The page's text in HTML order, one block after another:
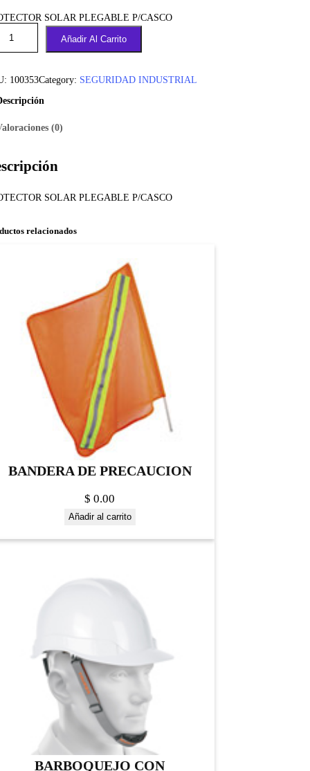
SOLAR PLEGABLE P/CASCO
Añadir Al Carrito
100353Category: SEGURIDAD INDUSTRIAL
(0)
SOLAR PLEGABLE P/CASCO
relacionados
BANDERA DE PRECAUCION
$ 0.00
Añadir al carrito
BARBOQUEJO CON